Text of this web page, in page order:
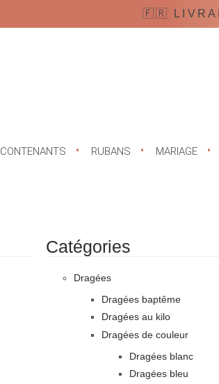
🇫🇷
CONTENANTS RUBANS MARIAGE
Catégories
Dragées
Dragées baptême
Dragées au kilo
Dragées de couleur
Dragées blanc
Dragées bleu